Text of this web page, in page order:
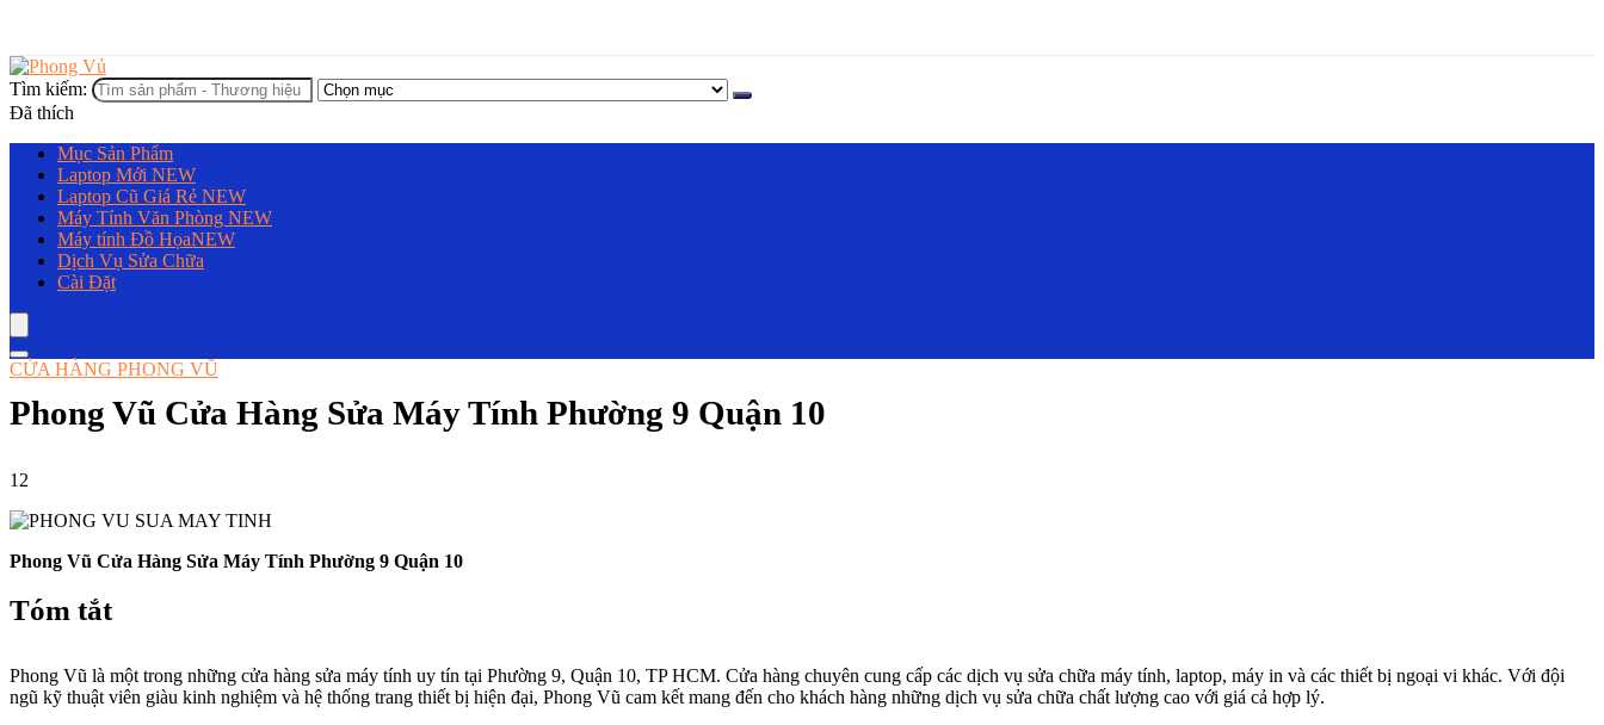
Tìm kiếm:
Đã thích
Mục Sản Phẩm
Laptop Mới NEW
Laptop Cũ Giá Rẻ NEW
Máy Tính Văn Phòng NEW
Máy tính Đồ HọaNEW
Dịch Vụ Sửa Chữa
Cài Đặt
CỬA HÀNG PHONG VŨ
Phong Vũ Cửa Hàng Sửa Máy Tính Phường 9 Quận 10
12
Phong Vũ Cửa Hàng Sửa Máy Tính Phường 9 Quận 10
Tóm tắt
Phong Vũ là một trong những cửa hàng sửa máy tính uy tín tại Phường 9, Quận 10, TP HCM. Cửa hàng chuyên cung cấp các dịch vụ sửa chữa máy tính, laptop, máy in và các thiết bị ngoại vi khác. Với đội
ngũ kỹ thuật viên giàu kinh nghiệm và hệ thống trang thiết bị hiện đại, Phong Vũ cam kết mang đến cho khách hàng những dịch vụ sửa chữa chất lượng cao với giá cả hợp lý.